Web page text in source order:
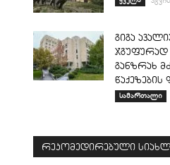
გიგა
განზრახ
წაქეზების
სამართალი
რეკომედირებული